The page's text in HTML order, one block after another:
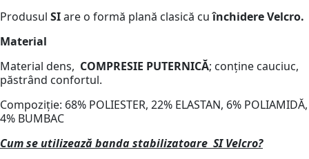
Produsul SIare o formă plană clasică cuînchidere Velcro.
Material
Material dens, COMPRESIE PUTERNICĂ; conține cauciuc,
păstrând confortul.
Compoziție: 68% POLIESTER, 22% ELASTAN, 6% POLIAMIDĂ,
4% BUMBAC
Cum se utilizează bandastabilizatoare SI Velcro?